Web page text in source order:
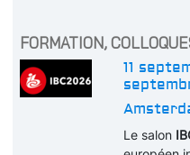
FORMATION,
11
Le salon